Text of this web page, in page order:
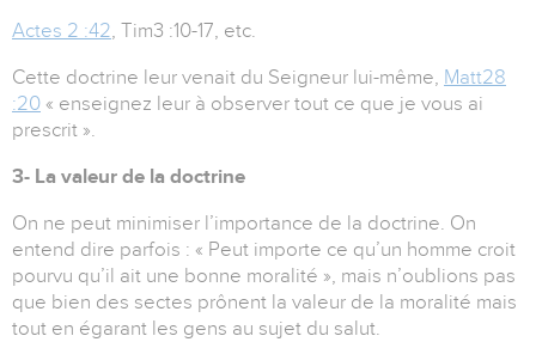
Actes 2 :42, Tim3 :10-17, etc.
Cette doctrine leur venait du Seigneur lui-même, Matt28
:20 « enseignez leur à observer tout ce que je vous ai
prescrit ».
3- La valeur de la doctrine
On ne peut minimiser l’importance de la doctrine. On
entend dire parfois : « Peut importe ce qu’un homme croit
pourvu qu’il ait une bonne moralité », mais n’oublions pas
que bien des sectes prônent la valeur de la moralité mais
tout en égarant les gens au sujet du salut.